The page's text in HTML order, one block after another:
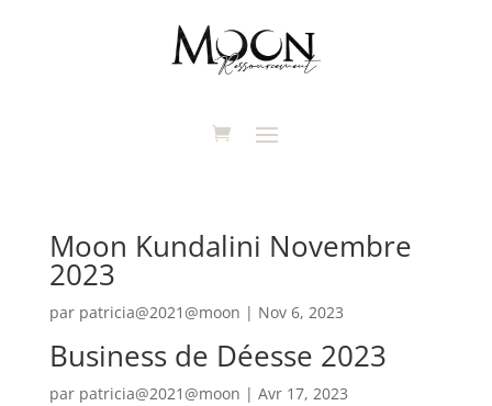
Moon Kundalini Novembre
2023
par patricia@2021@moon | Nov 6, 2023
Business de Déesse 2023
par patricia@2021@moon | Avr 17, 2023